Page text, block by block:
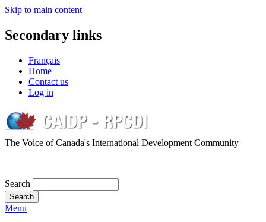
Skip to main content
Secondary links
Français
Home
Contact us
Log in
The Voice of Canada's International Development Community
Search
Menu